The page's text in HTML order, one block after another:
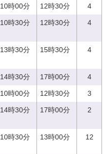
10時00分 12時30分 4
10時30分 12時30分 4
13時30分 15時30分 4
14時30分 17時00分 4
10時00分 12時30分 3
14時30分 17時00分 2
10時30分 13時00分 12